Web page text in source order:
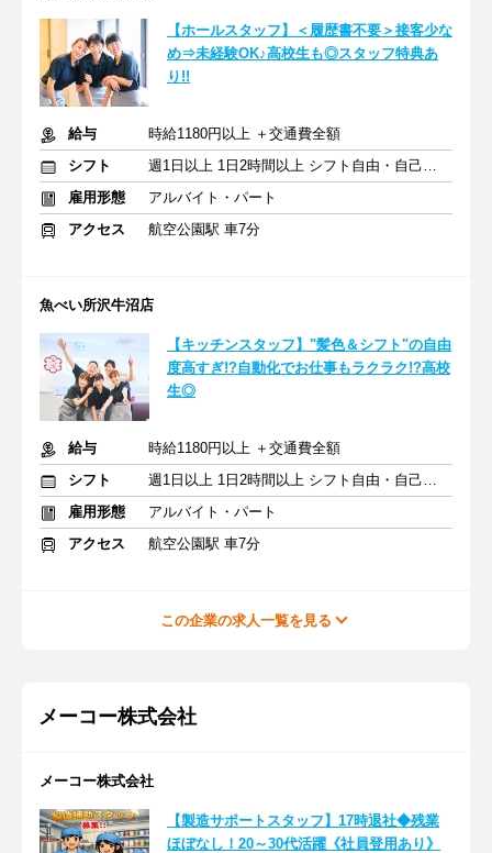
【ホールスタッフ】＜履歴書不要＞接客少な
め⇒未経験OK♪高校生も◎スタッフ特典あ
り!!
給与
時給1180円以上 ＋交通費全額
シフト
週1日以上 1日2時間以上 シフト自由・自己申告
雇用形態
アルバイト・パート
アクセス
航空公園駅 車7分
魚べい所沢牛沼店
【キッチンスタッフ】"髪色＆シフト"の自由
度高すぎ!?自動化でお仕事もラクラク!?高校
生◎
給与
時給1180円以上 ＋交通費全額
シフト
週1日以上 1日2時間以上 シフト自由・自己申告
雇用形態
アルバイト・パート
アクセス
航空公園駅 車7分
この企業の求人一覧を見る
メーコー株式会社
メーコー株式会社
【製造サポートスタッフ】17時退社◆残業
ほぼなし！20～30代活躍《社員登用あり》